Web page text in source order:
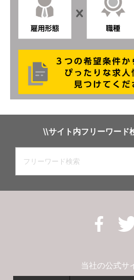
\\サイト内フリーワード
当社の公式サ